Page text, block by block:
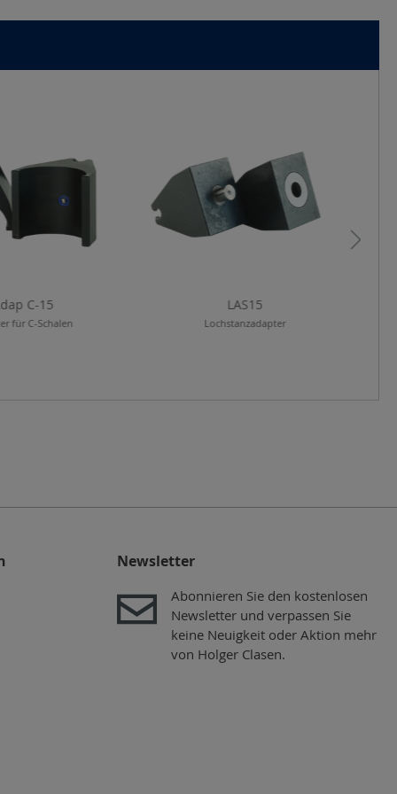
C-15
für C-Schalen
LAS15
Lochstanzadapter
Newsletter
Abonnieren Sie den kostenlosen
Newsletter und verpassen Sie
keine Neuigkeit oder Aktion mehr
von Holger Clasen.